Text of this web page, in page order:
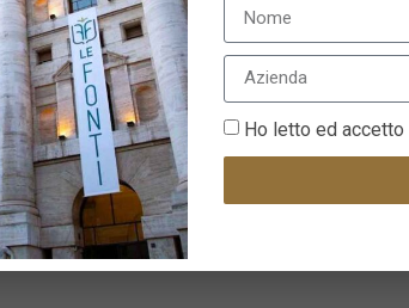
Ho letto ed accetto